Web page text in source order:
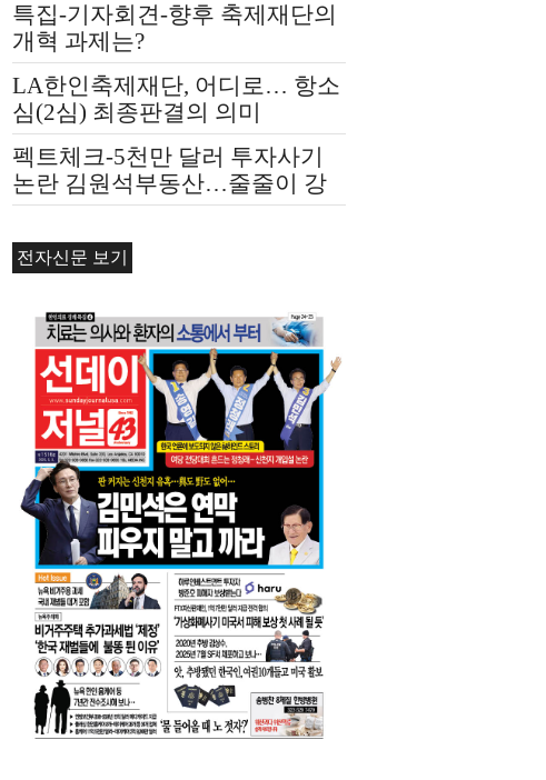
특집-기자회견-향후 축제재단의
개혁 과제는?
LA한인축제재단, 어디로… 항소
심(2심) 최종판결의 의미
펙트체크-5천만 달러 투자사기
논란 김원석부동산…줄줄이 강
제경매
전자신문 보기